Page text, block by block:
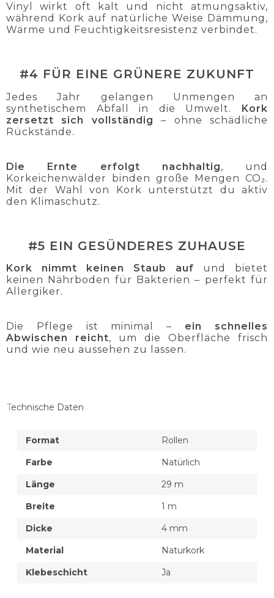
Vinyl wirkt oft kalt und nicht atmungsaktiv,
während Kork auf natürliche Weise Dämmung,
Wärme und Feuchtigkeitsresistenz verbindet.
#4 FÜR EINE GRÜNERE ZUKUNFT
Jedes Jahr gelangen Unmengen an
synthetischem Abfall in die Umwelt. Kork
zersetzt sich vollständig – ohne schädliche
Rückstände.
Die Ernte erfolgt nachhaltig, und
Korkeichenwälder binden große Mengen CO₂.
Mit der Wahl von Kork unterstützt du aktiv
den Klimaschutz.
#5 EIN GESÜNDERES ZUHAUSE
Kork nimmt keinen Staub auf und bietet
keinen Nährboden für Bakterien – perfekt für
Allergiker.
Die Pflege ist minimal – ein schnelles
Abwischen reicht, um die Oberfläche frisch
und wie neu aussehen zu lassen.
Technische Daten
Format
Rollen
Farbe
Natürlich
Länge
29 m
Breite
1 m
Dicke
4 mm
Material
Naturkork
Klebeschicht
Ja